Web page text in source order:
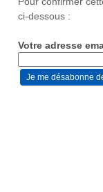
ci-dessous :
Votre adresse